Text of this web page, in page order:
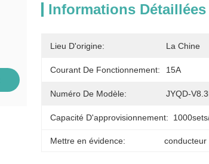
Informations Détaillées
Lieu D'origine: La Chine
Courant De Fonctionnement: 15A
Numéro De Modèle: JYQD-
Capacité D'approvisionnement:
Mettre en évidence: conducteur